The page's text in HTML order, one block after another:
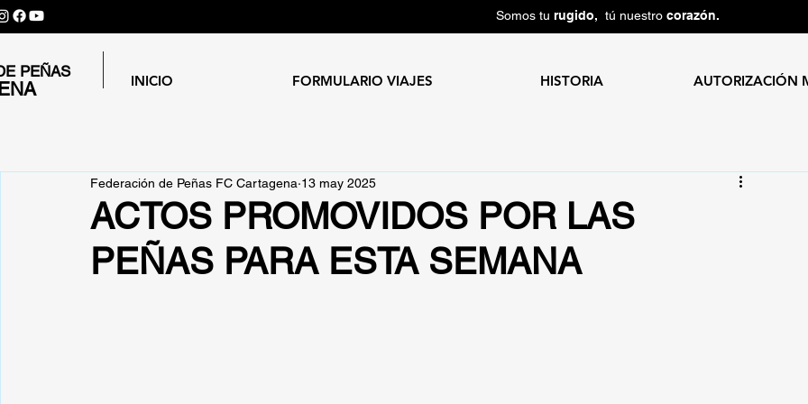
Somos tu rugido, tú nuestro corazón.
PEÑAS
INICIO FORMULARIO VIAJES HISTORIA AUTORIZACIÓN
ACTOS PROMOVIDOS POR LAS
PEÑAS PARA ESTA SEMANA
Federación de Peñas FC Cartagena 13 may 2025